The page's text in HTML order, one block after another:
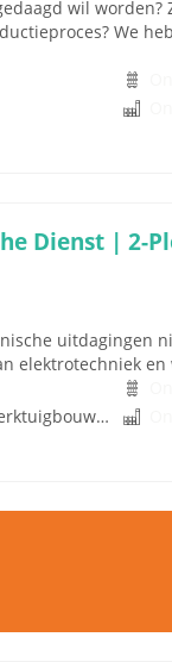
wil
We
Dienst | 2-
uitdagingen
elektrotechniek
Elektrotechniek, Mechatronica, Werktuigbouwkunde, Hydrauliek